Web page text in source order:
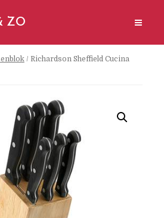
ZO
/ Richardson Sheffield Cucina